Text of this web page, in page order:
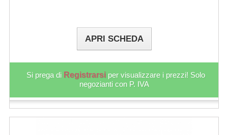
APRI SCHEDA
Si prega di Registrarsi per visualizzare i prezzi! Solo
negozianti con P. IVA